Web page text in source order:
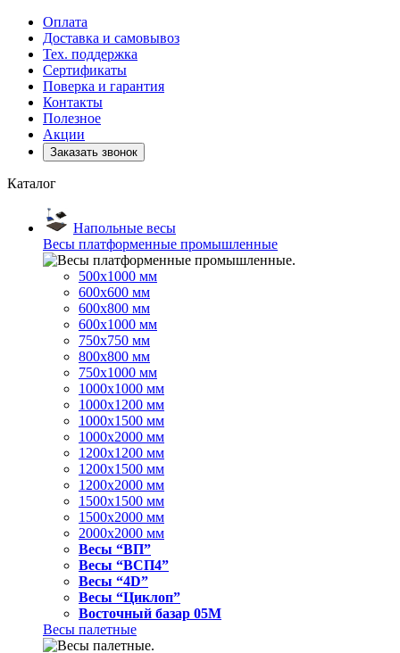
Оплата
Доставка и самовывоз
Тех. поддержка
Сертификаты
Поверка и гарантия
Контакты
Полезное
Акции
Заказать звонок
Каталог
Напольные весы
Весы платформенные промышленные
500x1000 мм
600x600 мм
600x800 мм
600x1000 мм
750x750 мм
800x800 мм
750x1000 мм
1000x1000 мм
1000x1200 мм
1000x1500 мм
1000x2000 мм
1200x1200 мм
1200x1500 мм
1200x2000 мм
1500x1500 мм
1500x2000 мм
2000x2000 мм
Весы “ВП”
Весы “ВСП4”
Весы “4D”
Весы “Циклоп”
Восточный базар 05M
Весы палетные